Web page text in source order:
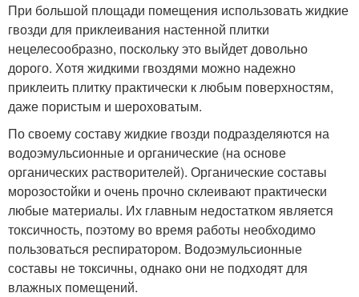
При большой площади помещения использовать жидкие
гвозди для приклеивания настенной плитки
нецелесообразно, поскольку это выйдет довольно
дорого. Хотя жидкими гвоздями можно надежно
приклеить плитку практически к любым поверхностям,
даже пористым и шероховатым.
По своему составу жидкие гвозди подразделяются на
водоэмульсионные и органические (на основе
органических растворителей). Органические составы
морозостойки и очень прочно склеивают практически
любые материалы. Их главным недостатком является
токсичность, поэтому во время работы необходимо
пользоваться респиратором. Водоэмульсионные
составы не токсичны, однако они не подходят для
влажных помещений.